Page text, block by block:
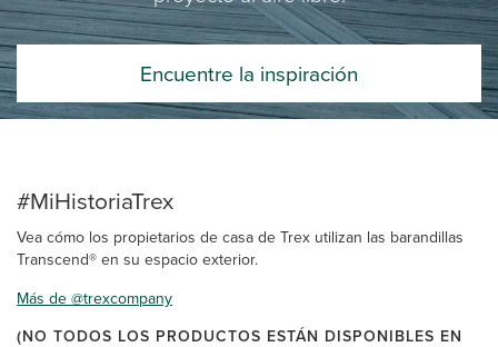
Encuentre la inspiración
#MiHistoriaTrex
Vea cómo los propietarios de casa de Trex utilizan las barandillas
Transcend® en su espacio exterior.
Más de @trexcompany
(NO TODOS LOS PRODUCTOS ESTÁN DISPONIBLES EN